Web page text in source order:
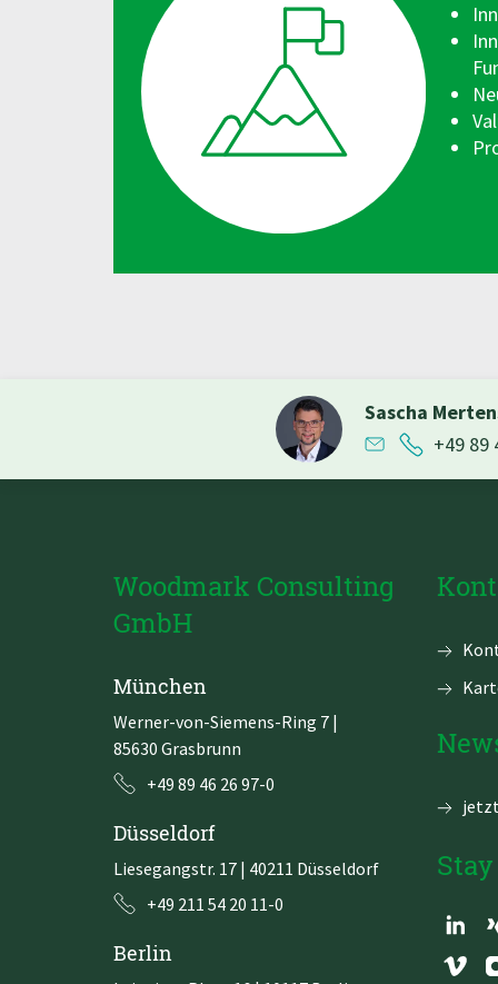
Sascha
+49 89
Woodmark Consulting
GmbH
München
Werner-von-Siemens-Ring 7 |
85630 Grasbrunn
+49 89 46 26 97-0
Düsseldorf
Liesegangstr. 17 | 40211 Düsseldorf
+49 211 54 20 11-0
Berlin